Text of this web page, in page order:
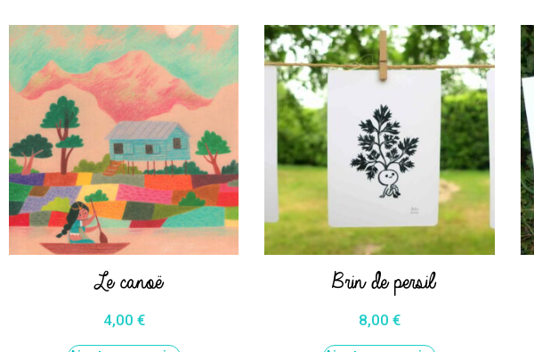
Le canoë
4,00 €
Brin de persil
8,00 €